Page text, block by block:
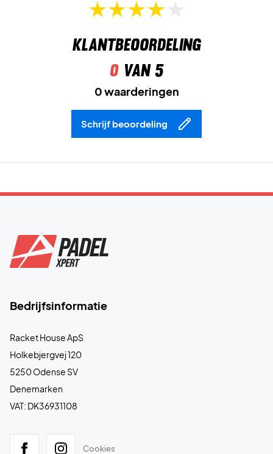
Klantbeoordeling
0van 5
0 waarderingen
Schrijf beoordeling
Bedrijfsinformatie
Racket House ApS
Holkebjergvej 120
5250 Odense SV
Denemarken
VAT: DK36931108
Cookies